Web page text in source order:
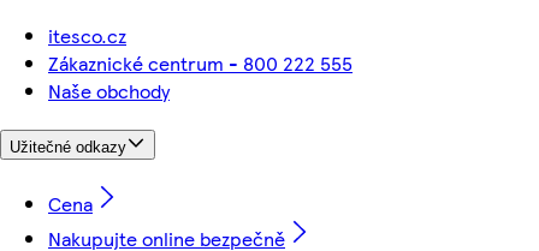
itesco.cz
Zákaznické centrum - 800 222 555
Naše obchody
Užitečné odkazy
Cena
Nakupujte online bezpečně